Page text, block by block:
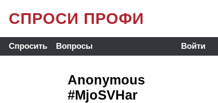
СПРОСИ ПРОФИ
Спросить Вопросы Войти
Anonymous
#MjoSVHar